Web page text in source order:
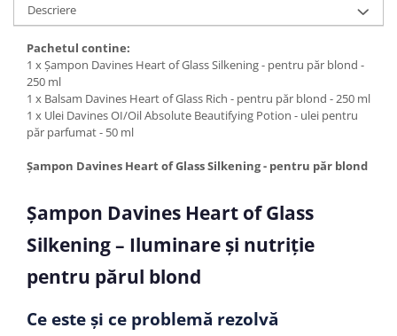
Descriere
Pachetul contine:
1 x Șampon Davines Heart of Glass Silkening - pentru păr blond -
250 ml
1 x Balsam Davines Heart of Glass Rich - pentru păr blond - 250 ml
1 x Ulei Davines OI/Oil Absolute Beautifying Potion - ulei pentru
păr parfumat - 50 ml
Șampon Davines Heart of Glass Silkening - pentru păr blond
Șampon Davines Heart of Glass
Silkening – Iluminare și nutriție
pentru părul blond
Ce este și ce problemă rezolvă